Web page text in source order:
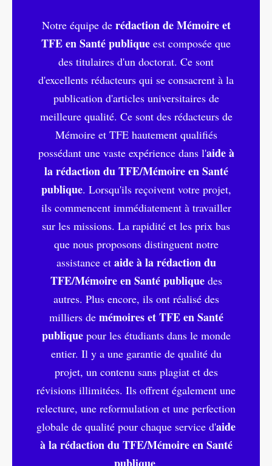
Notre équipe de rédaction de Mémoire et
TFE en Santé publique est composée que
des titulaires d'un doctorat. Ce sont
d'excellents rédacteurs qui se consacrent à la
publication d'articles universitaires de
meilleure qualité. Ce sont des rédacteurs de
Mémoire et TFE hautement qualifiés
possédant une vaste expérience dans l'aide à
la rédaction du TFE/Mémoire en Santé
publique. Lorsqu'ils reçoivent votre projet,
ils commencent immédiatement à travailler
sur les missions. La rapidité et les prix bas
que nous proposons distinguent notre
assistance etaide à la rédaction du
TFE/Mémoire en Santé publiquedes
autres. Plus encore, ils ont réalisé des
milliers demémoires et TFE en Santé
publiquepour les étudiants dans le monde
entier. Il y a une garantie de qualité du
projet, un contenu sans plagiat et des
révisions illimitées. Ils offrent également une
relecture, une reformulation et une perfection
globale de qualité pour chaque service d'aide
à la rédaction du TFE/Mémoire en Santé
publique.